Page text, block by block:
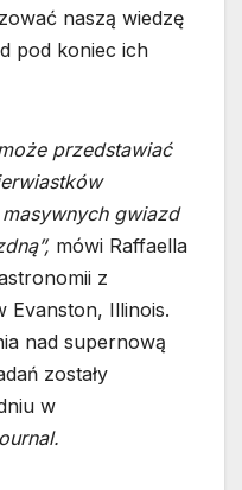
naszą wiedzę
pod koniec ich
przedstawiać
gwiazd
mówi Raffaella
z
Evanston, Illinois.
nad supernową
zostały
w